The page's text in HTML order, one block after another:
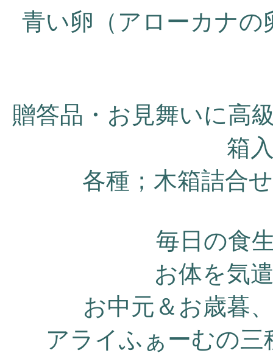
青い卵（アローカナ
贈答品・お見舞いに高
箱
各種；木箱詰合
毎日の食
お体を気
お中元＆お歳暮
アライふぁーむの